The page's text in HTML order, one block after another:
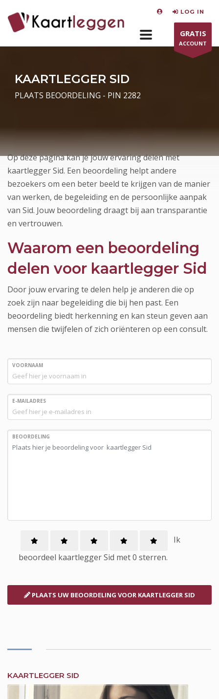
LOG IN
GRATIS
ACCOUNT
KAARTLEGGER SID
PLAATS BEOORDELING - PIN 2282
Op deze pagina kan je jouw ervaring delen met
kaartlegger Sid. Een beoordeling helpt andere
bezoekers om een beter beeld te krijgen van de manier
van werken, de begeleiding en de persoonlijke aanpak
van Sid. Jouw beoordeling draagt bij aan transparantie
en vertrouwen.
Waarom een beoordeling
delen voor kaartlegger Sid
Door jouw ervaring te delen help je anderen die op
zoek zijn naar begeleiding die bij hen past. Een
beoordeling biedt herkenning en kan steun geven aan
mensen die twijfelen of zich oriënteren op een consult.
VOORNAAM
E-MAILADRES
BEOORDELING
Ik
beoordeel kaartleggerSid met0 sterren.
PLAATS UW BEOORDELING VOOR KAARTLEGGER SID
KAARTLEGGER SID